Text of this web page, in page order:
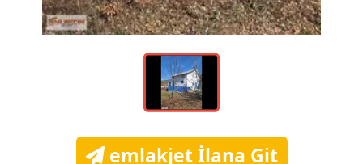
emlakjet İlana Git